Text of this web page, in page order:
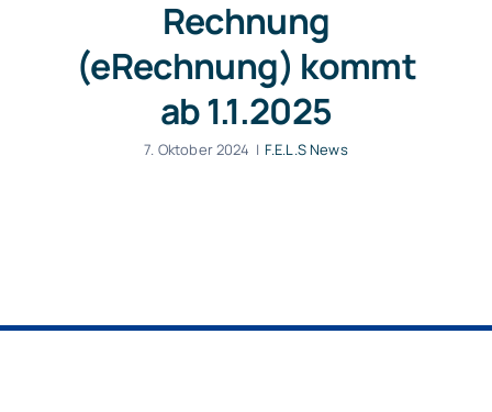
Rechnung
(eRechnung) kommt
ab 1.1.2025
7. Oktober 2024 | F.E.L.S News